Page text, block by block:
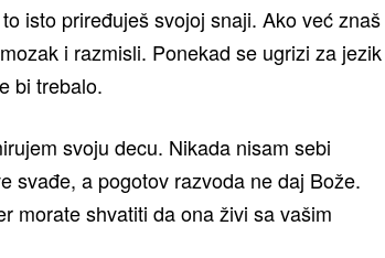
isto priređuješ svojoj snaji. Ako već znaš
i razmisli. Ponekad se ugrizi za jezik
bi trebalo.
svoju decu. Nikada nisam sebi
svađe, a pogotov razvoda ne daj Bože.
morate shvatiti da ona živi sa vašim